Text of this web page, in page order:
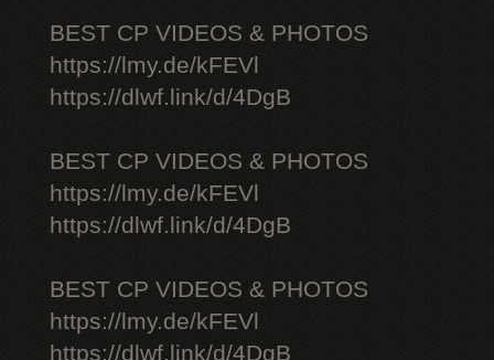
BEST CP VIDEOS & PHOTOS
https://lmy.de/kFEVl
https://dlwf.link/d/4DgB
BEST CP VIDEOS & PHOTOS
https://lmy.de/kFEVl
https://dlwf.link/d/4DgB
BEST CP VIDEOS & PHOTOS
https://lmy.de/kFEVl
https://dlwf.link/d/4DgB